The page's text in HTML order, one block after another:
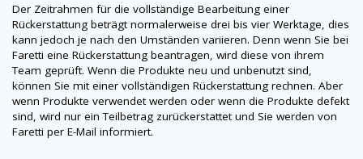
Der Zeitrahmen für die vollständige Bearbeitung einer
Rückerstattung beträgt normalerweise drei bis vier Werktage, dies
kann jedoch je nach den Umständen variieren. Denn wenn Sie bei
Faretti eine Rückerstattung beantragen, wird diese von ihrem
Team geprüft. Wenn die Produkte neu und unbenutzt sind,
können Sie mit einer vollständigen Rückerstattung rechnen. Aber
wenn Produkte verwendet werden oder wenn die Produkte defekt
sind, wird nur ein Teilbetrag zurückerstattet und Sie werden von
Faretti per E-Mail informiert.